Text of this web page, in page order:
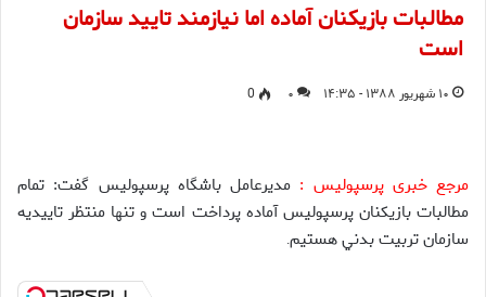
مطالبات بازيكنان آماده اما نيازمند تاييد سازمان
است
۱۰ شهریور ۱۳۸۸ - ۱۴:۳۵ ۰ 0
مرجع خبری پرسپولیس : مديرعامل باشگاه پرسپوليس گفت: تمام
مطالبات بازيكنان پرسپوليس آماده پرداخت است و تنها منتظر تاييديه
سازمان تربيت بدني هستيم.